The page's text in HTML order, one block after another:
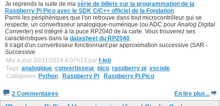
Je reprends la suite de ma série de billets sur la programmation de la
Raspberry Pi Pico avec le SDK C/C++ officiel de la Fondation.
Parmi les périphériques que l'on retrouve dans tout microcontrôleur qui se
respecte, un convertisseur analogique-numérique (ou ADC pourAnalog Digital
Converter) est intégré à la puce RP2040 de la carte. Vous trouverez ses
caractéristiques dans la datasheet du RP2040.
Il s'agit d'un convertisseur fonctionnant par approximation successive (SAR -
Successive
Mis à jour 20/11/2024 à 07h13 par f-leb
Tags: analogique convertisseur pico raspberry pi vscode
Catégories: Python Raspberry Pi Raspberry Pi Pico
2 Commentaires En lire plus...